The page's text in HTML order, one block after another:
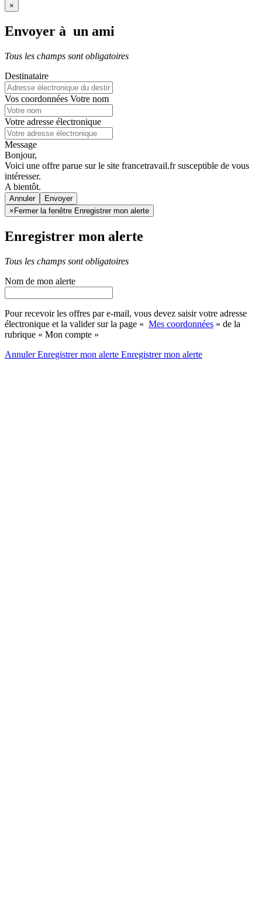
×
Envoyer à un ami
Tous les champs sont obligatoires
Destinataire
Vos coordonnées Votre nom
Votre adresse électronique
Message
Bonjour,
Voici une offre parue sur le site francetravail.fr susceptible de vous
intéresser.
A bientôt.
Annuler
× Fermer la fenêtre Enregistrer mon alerte
Enregistrer mon alerte
Tous les champs sont obligatoires
Nom de mon alerte
Pour recevoir les offres par e-mail, vous devez saisir votre adresse
électronique et la valider sur la page « Mes coordonnées » de la
rubrique « Mon compte »
AnnulerEnregistrer mon alerte Enregistrermon alerte